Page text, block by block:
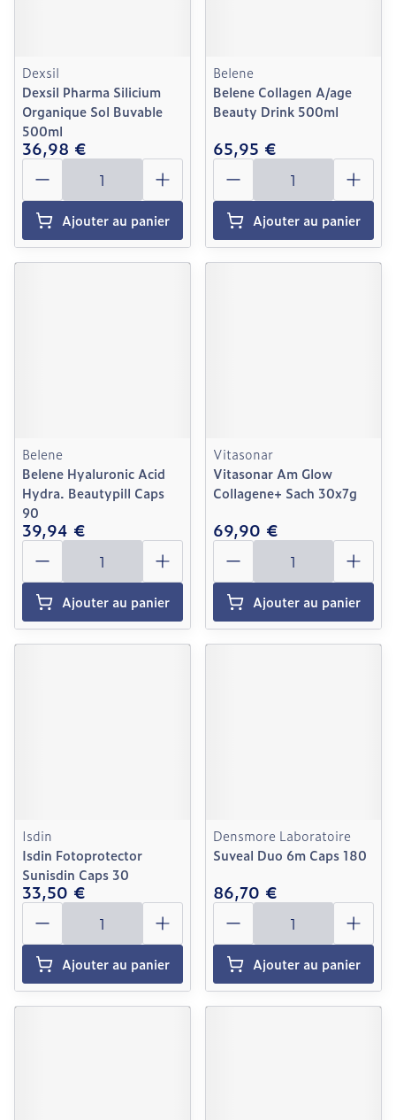
Dexsil
Dexsil Pharma Silicium
Organique Sol Buvable
500ml
36,98 €
Quantité
Ajouter au panier
Belene
Belene Collagen A/age
Beauty Drink 500ml
65,95 €
Quantité
Ajouter au panier
Belene
Belene Hyaluronic Acid
Hydra. Beautypill Caps
90
39,94 €
Quantité
Ajouter au panier
Vitasonar
Vitasonar Am Glow
Collagene+ Sach 30x7g
69,90 €
Quantité
Ajouter au panier
Isdin
Isdin Fotoprotector
Sunisdin Caps 30
33,50 €
Quantité
Ajouter au panier
Densmore Laboratoire
Suveal Duo 6m Caps 180
86,70 €
Quantité
Ajouter au panier